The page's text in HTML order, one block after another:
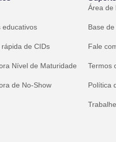
educativos
de CIDs
Nível de Maturidade
de No-Show
Área de
Base
Fale
Termos
Política